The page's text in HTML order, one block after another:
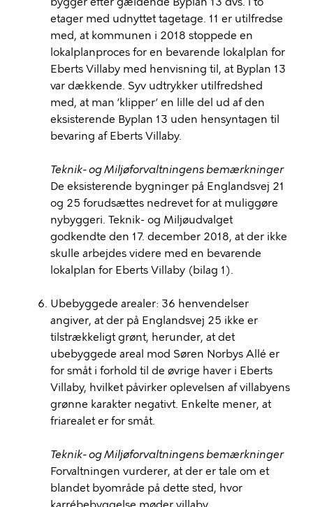
etager med udnyttet tagetage. 11 er utilfredse
med, at kommunen i 2018 stoppede en
lokalplanproces for en bevarende lokalplan for
Eberts Villaby med henvisning til, at Byplan 13
var dækkende. Syv udtrykker utilfredshed
med, at man ’klipper’ en lille del ud af den
eksisterende Byplan 13 uden hensyntagen til
bevaring af Eberts Villaby.
Teknik- og Miljøforvaltningens bemærkninger
De eksisterende bygninger på Englandsvej 21
og 25 forudsættes nedrevet for at muliggøre
nybyggeri. Teknik- og Miljøudvalget
godkendte den 17. december 2018, at der ikke
skulle arbejdes videre med en bevarende
lokalplan for Eberts Villaby (bilag 1).
Ubebyggede arealer: 36 henvendelser
angiver, at der på Englandsvej 25 ikke er
tilstrækkeligt grønt, herunder, at det
ubebyggede areal mod Søren Norbys Allé er
for småt i forhold til de øvrige haver i Eberts
Villaby, hvilket påvirker oplevelsen af villabyens
grønne karakter negativt. Enkelte mener, at
friarealet er for småt.
Teknik- og Miljøforvaltningens bemærkninger
Forvaltningen vurderer, at der er tale om et
blandet byområde på dette sted, hvor